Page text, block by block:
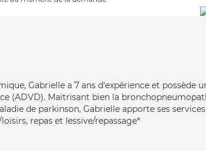
Gabrielle a 7 ans d'expérience et possède
(ADVD). Maitrisant bien la
de parkinson, Gabrielle apporte ses
repas et lessive/repassage*